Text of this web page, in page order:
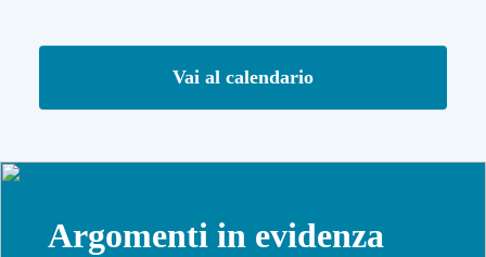
Vai al calendario
Argomenti in evidenza